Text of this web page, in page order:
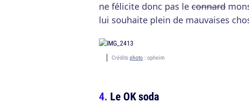
ne félicite donc pas le connard
lui souhaite plein de mauvaises
Crédits photo : opheim
Le OK soda